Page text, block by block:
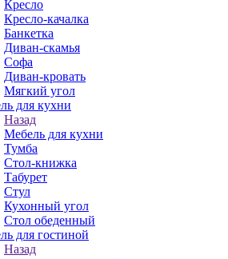
Кресло
Кресло-качалка
Банкетка
Диван-скамья
Софа
Диван-кровать
Мягкий угол
для кухни
Назад
Мебель для кухни
Тумба
Стол-книжка
Табурет
Стул
Кухонный угол
Стол обеденный
для гостиной
Назад